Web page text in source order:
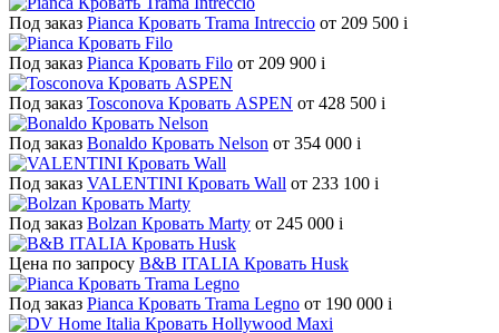
Под заказ Pianca Кровать Trama Intreccio от 209 500 i
Под заказ Pianca Кровать Filo от 209 900 i
Под заказ Tosconova Кровать ASPEN от 428 500 i
Под заказ Bonaldo Кровать Nelson от 354 000 i
Под заказ VALENTINI Кровать Wall от 233 100 i
Под заказ Bolzan Кровать Marty от 245 000 i
Цена по запросу B&B ITALIA Кровать Husk
Под заказ Pianca Кровать Trama Legno от 190 000 i